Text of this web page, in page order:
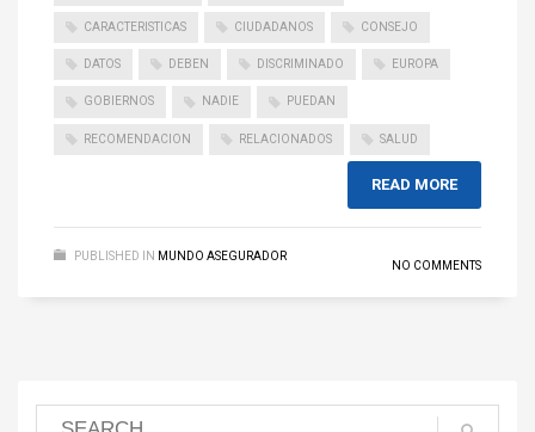
CARACTERISTICAS CIUDADANOS CONSEJO
DATOS DEBEN DISCRIMINADO EUROPA
GOBIERNOS NADIE PUEDAN
RECOMENDACION RELACIONADOS SALUD
READ MORE
PUBLISHED IN MUNDO ASEGURADOR
NO COMMENTS